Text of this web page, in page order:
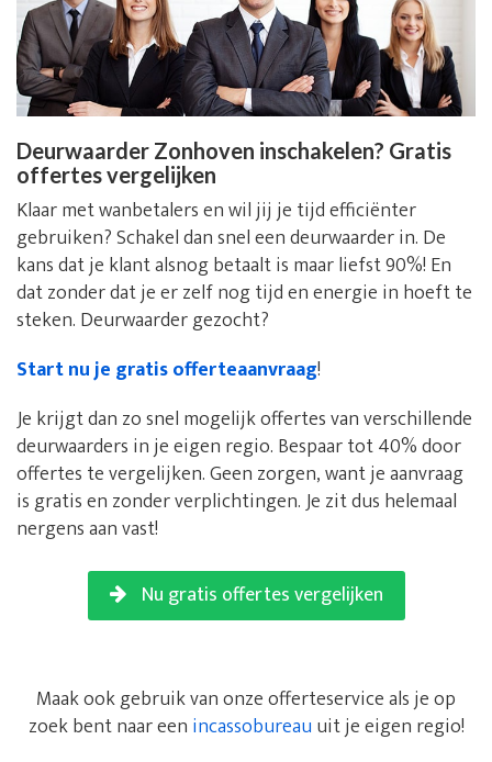
Deurwaarder Zonhoven inschakelen? Gratis
offertes vergelijken
Klaar met wanbetalers en wil jij je tijd efficiënter
gebruiken? Schakel dan snel een deurwaarder in. De
kans dat je klant alsnog betaalt is maar liefst 90%! En
dat zonder dat je er zelf nog tijd en energie in hoeft te
steken. Deurwaarder gezocht?
Start nu je gratis offerteaanvraag!
Je krijgt dan zo snel mogelijk offertes van verschillende
deurwaarders in je eigen regio. Bespaar tot 40% door
offertes te vergelijken. Geen zorgen, want je aanvraag
is gratis en zonder verplichtingen. Je zit dus helemaal
nergens aan vast!
Nu gratis offertes vergelijken
Maak ook gebruik van onze offerteservice als je op
zoek bent naar een incassobureau uit je eigen regio!